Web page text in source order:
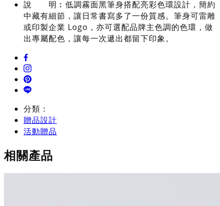
說 明︰ 低調霧面黑筆身搭配亮彩色環設計，簡約
中藏有細節，讓日常書寫多了一份質感。筆身可雷雕
或印製企業 Logo，亦可選配品牌主色調的色環，做
出專屬配色，讓每一次遞出都留下印象。
分類：
贈品設計
活動贈品
相關產品